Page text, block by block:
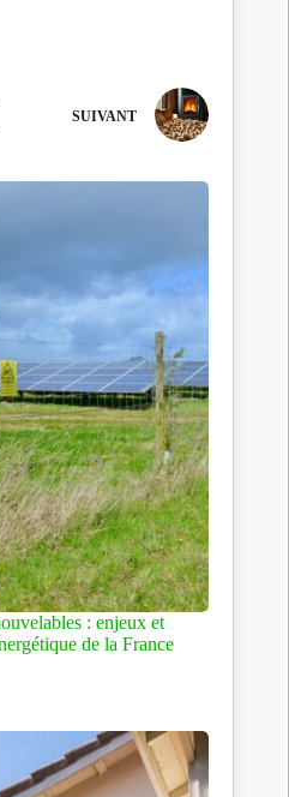
SUIVANT
: enjeux et
de la France